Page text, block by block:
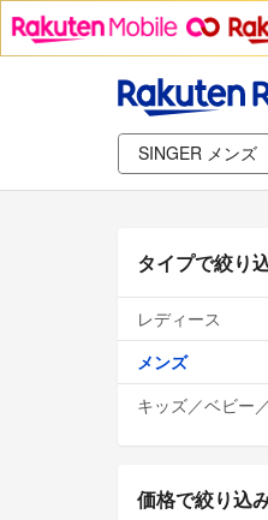
タイプで絞り
レディース
メンズ
キッズ／ベビー
価格で絞り込